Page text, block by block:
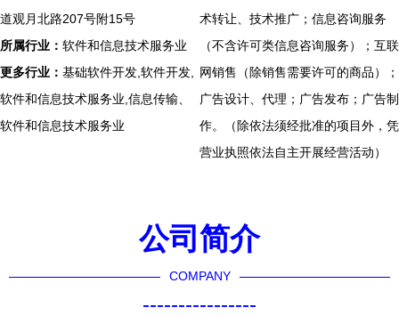
道观月北路207号附15号
所属行业： 软件和信息技术服务业
更多行业： 基础软件开发,软件开发,
软件和信息技术服务业,信息传输、
软件和信息技术服务业
术转让、技术推广；信息咨询服务
（不含许可类信息咨询服务）；互联
网销售（除销售需要许可的商品）；
广告设计、代理；广告发布；广告制
作。（除依法须经批准的项目外，凭
营业执照依法自主开展经营活动）
公司简介
COMPANY
----------------